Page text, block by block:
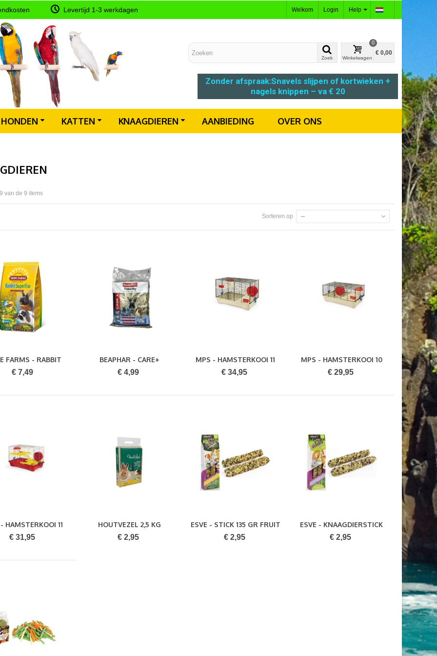
Levertijd 1-3 werkdagen Help
Welkom Login
Zoek Winkelwagen
0
€ 0,00
Zonder afspraak:Snavels slijpen of kortwieken +
nagels knippen – va € 20
HONDEN KATTEN KNAAGDIEREN AANBIEDING OVER ONS
van de 9 items
Sorteren op --
Bestellen
FARMS - RABBIT
3 KG
€ 7,49
Bestellen
BEAPHAR - CARE+
TIM.HOOI 1KG 1 KG
€ 4,99
Bestellen
MPS - HAMSTERKOOI 11
FLAT NATURE...
€ 34,95
Bestellen
MPS - HAMSTERKOOI 10
FLAT NATURE...
€ 29,95
Bestellen
HAMSTERKOOI 11
FLAT MIX
€ 31,95
Bestellen
HOUTVEZEL 2,5 KG
€ 2,95
Bestellen
ESVE - STICK 135 GR FRUIT
€ 2,95
Bestellen
ESVE - KNAAGDIERSTICK
137 GR...
€ 2,95